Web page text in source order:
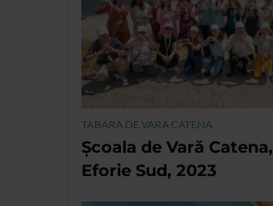
TABARA DE VARA CATENA
Școala de Vară Catena,
Eforie Sud, 2023